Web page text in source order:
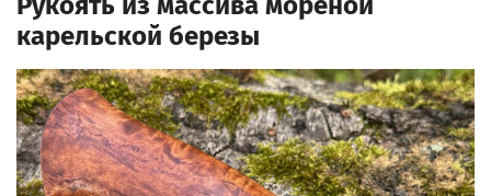
карельской березы